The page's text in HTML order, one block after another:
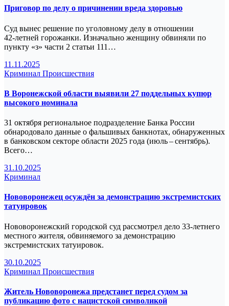
Приговор по делу о причинении вреда здоровью
Суд вынес решение по уголовному делу в отношении
42‑летней горожанки. Изначально женщину обвиняли по
пункту «з» части 2 статьи 111…
11.11.2025
Криминал Происшествия
В Воронежской области выявили 27 поддельных купюр
высокого номинала
31 октября региональное подразделение Банка России
обнародовало данные о фальшивых банкнотах, обнаруженных
в банковском секторе области 2025 года (июль – сентябрь).
Всего…
31.10.2025
Криминал
Нововоронежец осуждён за демонстрацию экстремистских
татуировок
Нововоронежский городской суд рассмотрел дело 33‑летнего
местного жителя, обвиняемого за демонстрацию
экстремистских татуировок.
30.10.2025
Криминал Происшествия
Житель Нововоронежа предстанет перед судом за
публикацию фото с нацистской символикой